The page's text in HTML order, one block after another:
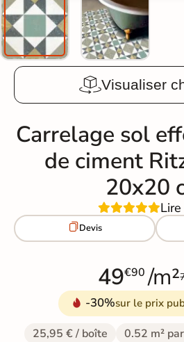
Visualiser
Carrelage sol
de ciment
20x20
Devis
49€90 /m²
-30%sur le prix
25,95 € / boîte 0.52 m²